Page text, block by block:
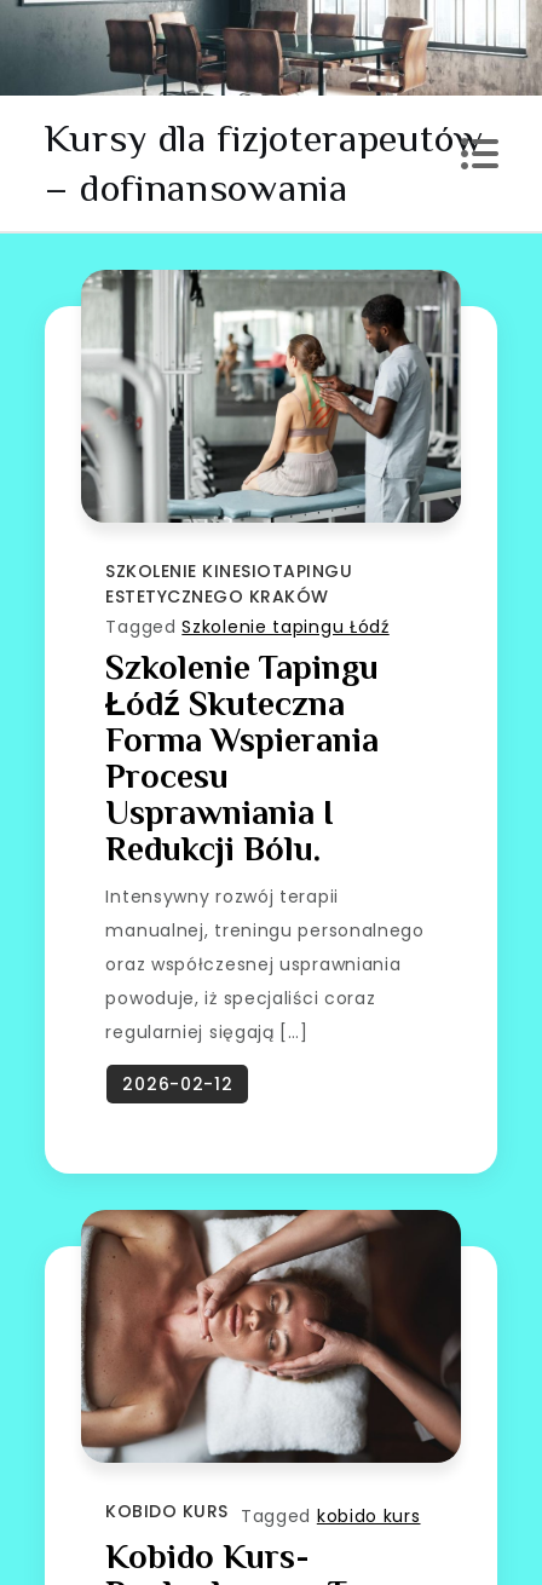
Kursy dla fizjoterapeutów
– dofinansowania
SZKOLENIE KINESIOTAPINGU
ESTETYCZNEGO KRAKÓW
TaggedSzkolenie tapingu Łódź
Szkolenie Tapingu
Łódź Skuteczna
Forma Wspierania
Procesu
Usprawniania I
Redukcji Bólu.
Intensywny rozwój terapii
manualnej, treningu personalnego
oraz współczesnej usprawniania
powoduje, iż specjaliści coraz
regularniej sięgają […]
KOBIDO KURS Tagged kobido kurs
Kobido Kurs-